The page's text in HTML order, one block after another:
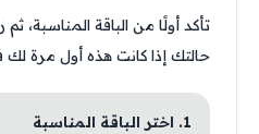
تأكد أولًا من الباقة المناسبة،
حالتك إذا كانت هذه أول مرة لك
1. اختر الباقة المناسبة